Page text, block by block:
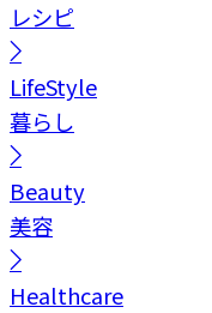
レシピ
LifeStyle
暮らし
Beauty
美容
Healthcare